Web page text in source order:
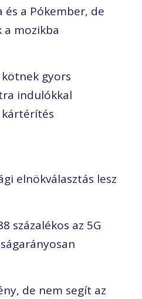
és a Pókember, de
a mozikba
kötnek gyors
indulókkal
kártérítés
elnökválasztás lesz
százalékos az 5G
de nem segít az